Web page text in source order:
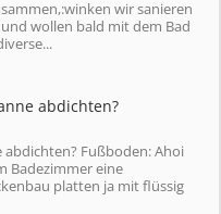
wir sanieren
wollen bald mit dem Bad
abdichten?
Fußboden: Ahoi
Badezimmer eine
platten ja mit flüssig